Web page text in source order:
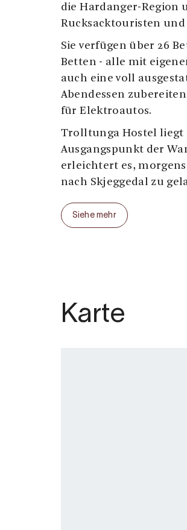
die Hardanger-Region
Rucksacktouristen
Sie verfügen über 26
Betten - alle mit
auch eine voll
Abendessen
für Elektroautos.
Trolltunga Hostel liegt
Ausgangspunkt der
erleichtert es,
nach Skjeggedal zu
Willkommen im
Dieser Text wurde
Siehe mehr
Karte